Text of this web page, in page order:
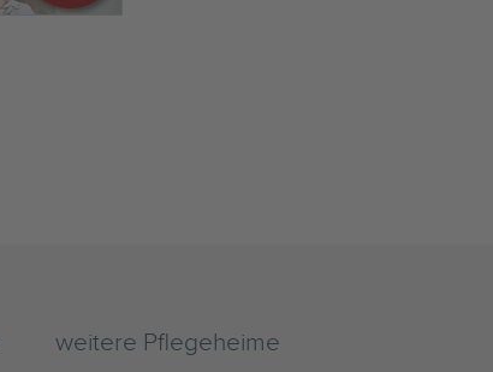
weitere Pflegeheime